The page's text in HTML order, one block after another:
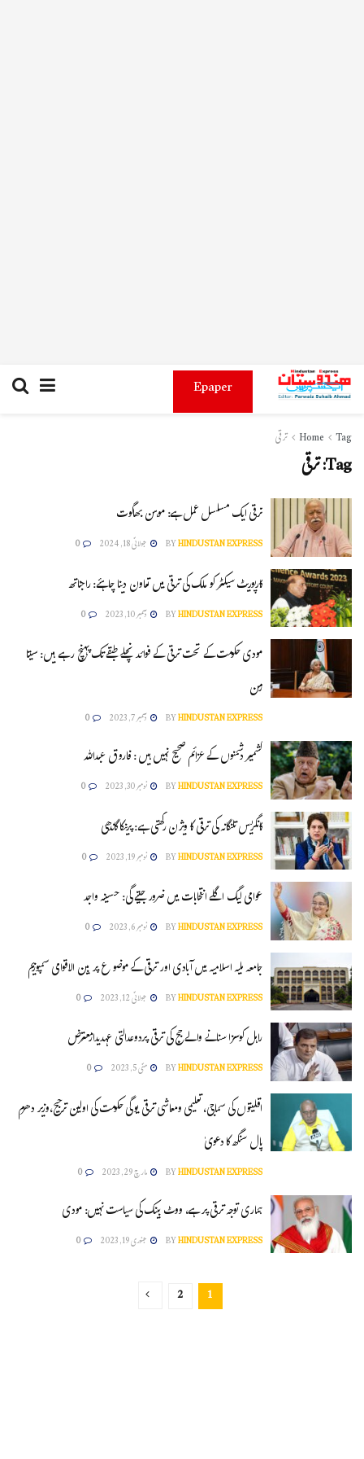
Epaper
Home Tag ترقی
Tag:ترقی
ترقی ایک مسلسل عمل ہے: موہن بھاگوت
BYHINDUSTAN EXPRESS جولائی 18, 2024 0
کارپوریٹ سیکٹر کو ملک کی ترقی میں تعاون دینا چاہئے: راجناتھ
BYHINDUSTAN EXPRESS دسمبر 10, 2023 0
مودی حکومت کے تحت ترقی کے فوائد نچلے طبقے تک پہنچ رہے ہیں: سیتا
رمن
BYHINDUSTAN EXPRESS دسمبر 7, 2023 0
کشمیر دشمنوں کے عزائم صحیح نہیں ہیں : فاروق عبداللہ
BYHINDUSTAN EXPRESS نومبر 30, 2023 0
کانگریس تلنگانہ کی ترقی کا ویژن رکھتی ہے: پرینکا گاندھی
BYHINDUSTAN EXPRESS نومبر 19, 2023 0
عوامی لیگ اگلے انتخابات میں ضرور جیتے گی: حسینہ واجد
BYHINDUSTAN EXPRESS نومبر 6, 2023 0
جامعہ ملیہ اسلامیہ میں آبادی اور ترقی کے موضو ع پر بین الاقوامی سمپوزیم
BYHINDUSTAN EXPRESS جولائی 12, 2023 0
راہل کوسزا سنانے والے جج کی ترقی پردوعدالتی عہدیدارمعترض
BYHINDUSTAN EXPRESS مئی 5, 2023 0
اقلیتوں کی سماجی، تعلیمی ومعاشی ترقی یوگی حکومت کی اولین ترجیح،وزیر دھرم
پال سنگھ کا دعویٰ
BYHINDUSTAN EXPRESS مارچ 29, 2023 0
ہماری توجہ ترقی پر ہے، ووٹ بینک کی سیاست نہیں: مودی
BYHINDUSTAN EXPRESS جنوری 19, 2023 0
1
2